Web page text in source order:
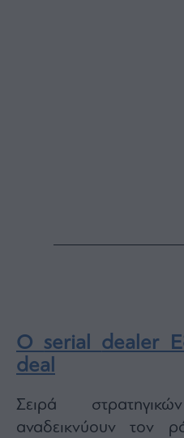
Ο serial dealer
deal
Σειρά
αναδεικνύουν τον